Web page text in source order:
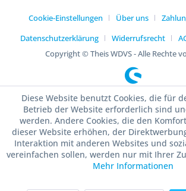
Cookie-Einstellungen Über uns
Datenschutzerklärung
Widerrufsrecht
Copyright © Theis WDVS - Alle Rechte
Diese Website benutzt Cookies, die für
Betrieb der Website erforderlich sind
werden. Andere Cookies, die den
dieser Website erhöhen, der
Interaktion mit anderen Websites und
vereinfachen sollen, werden nur mit Ihrer
Mehr Informationen